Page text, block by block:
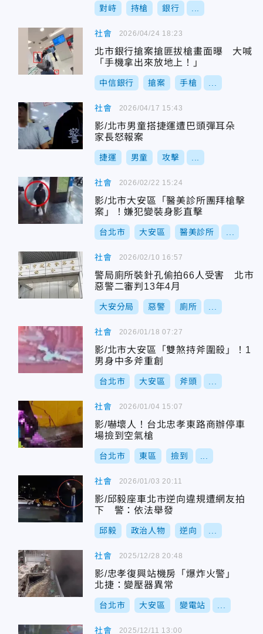
對峙 持槍 銀行
社會
北市銀行搶案搶匪拔槍畫面曝 大喊
「手機拿出來放地上！」
中信銀行 搶案 手槍
2026/04/24 18:23
社會
影/北市男童搭捷運遭巴頭彈耳朵
家長怒報案
捷運 男童 攻擊
2026/04/17 15:43
社會
影/北市大安區「醫美診所團拜槍擊
案」！嫌犯變裝身影直擊
台北市 大安區 醫美診所
2026/02/22 15:24
社會
警局廁所裝針孔偷拍66人受害 北市
惡警二審判13年4月
大安分局 惡警 廁所
2026/02/10 16:57
社會
影/北市大安區「雙煞持斧圍殺」！1
男身中多斧重創
台北市 大安區 斧頭
2026/01/18 07:27
社會
影/嚇壞人！台北忠孝東路商辦停車
場撿到空氣槍
台北市 東區 撿到
2026/01/04 15:07
社會
影/邱毅座車北市逆向違規遭網友拍
下 警：依法舉發
邱毅 政治人物 逆向
2026/01/03 20:11
社會
影/忠孝復興站機房「爆炸火警」
北捷：變壓器異常
台北市 大安區 變電站
2025/12/28 20:48
社會 2025/12/11 13:00